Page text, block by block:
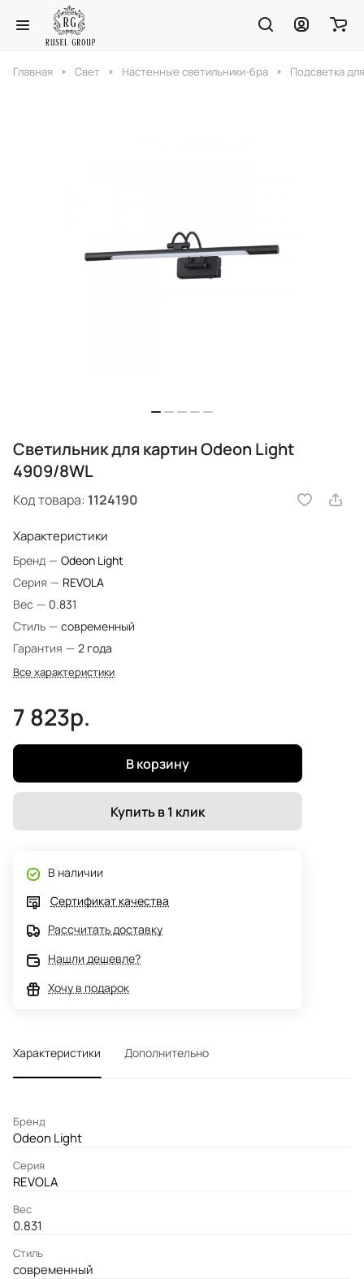
Главная Свет Настенные светильники-бра Подсветка
Светильник для картин Odeon Light
4909/8WL
Код товара: 1124190
Характеристики
Бренд — Odeon Light
Серия — REVOLA
Вес — 0.831
Стиль — современный
Гарантия — 2 года
Все характеристики
7 823р.
В корзину
Купить в 1 клик
В наличии
Сертификат качества
Рассчитать доставку
Нашли дешевле?
Хочу в подарок
Характеристики Дополнительно
Бренд
Odeon Light
Серия
REVOLA
Вес
0.831
Стиль
современный